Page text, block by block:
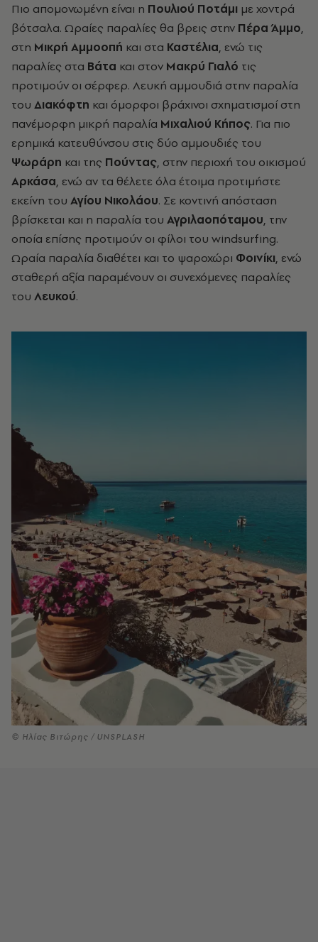
Πιο απομονωμένη είναι η Πουλιού Ποτάμι με χοντρά
βότσαλα. Ωραίες παραλίες θα βρεις στην Πέρα Άμμο,
στη Μικρή Αμμοοπή και στα Καστέλια, ενώ τις
παραλίες στα Βάτα και στον Μακρύ Γιαλό τις
προτιμούν οι σέρφερ. Λευκή αμμουδιά στην παραλία
του Διακόφτη και όμορφοι βράχινοι σχηματισμοί στη
πανέμορφη μικρή παραλία Μιχαλιού Κήπος. Για πιο
ερημικά κατευθύνσου στις δύο αμμουδιές του
Ψωράρη και της Πούντας, στην περιοχή του οικισμού
Αρκάσα, ενώ αν τα θέλετε όλα έτοιμα προτιμήστε
εκείνη του Αγίου Νικολάου. Σε κοντινή απόσταση
βρίσκεται και η παραλία του Αγριλαοπόταμου, την
οποία επίσης προτιμούν οι φίλοι του windsurfing.
Ωραία παραλία διαθέτει και το ψαροχώρι Φοινίκι, ενώ
σταθερή αξία παραμένουν οι συνεχόμενες παραλίες
του Λευκού.
© Ηλίας Βιτώρης / UNSPLASH